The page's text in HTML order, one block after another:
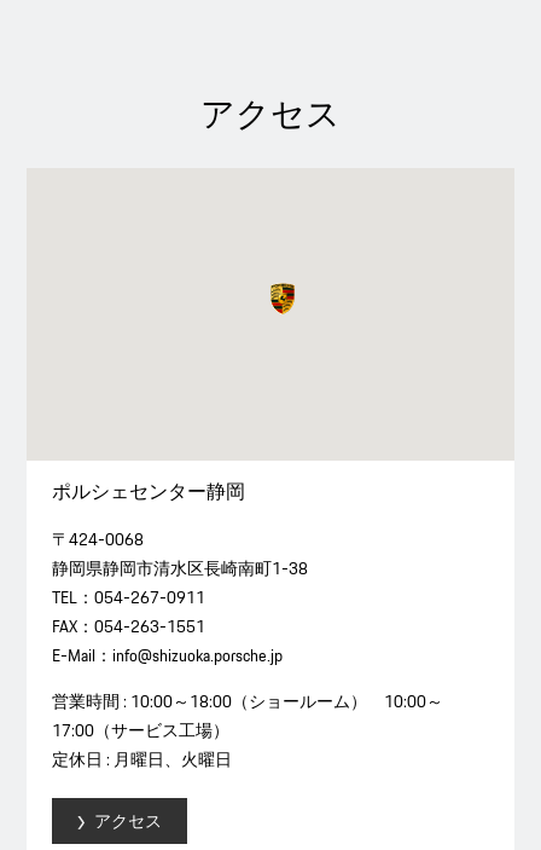
アクセス
ポルシェセンター静岡
〒424-0068
静岡県静岡市清水区長崎南町1-38
TEL：054-267-0911
FAX：054-263-1551
E-Mail：info@shizuoka.porsche.jp
営業時間 : 10:00～18:00（ショールーム） 10:00～
17:00（サービス工場）
定休日 : 月曜日、火曜日
アクセス